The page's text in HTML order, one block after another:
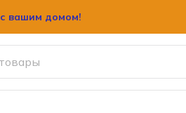
вашим домом!
вашим домом!